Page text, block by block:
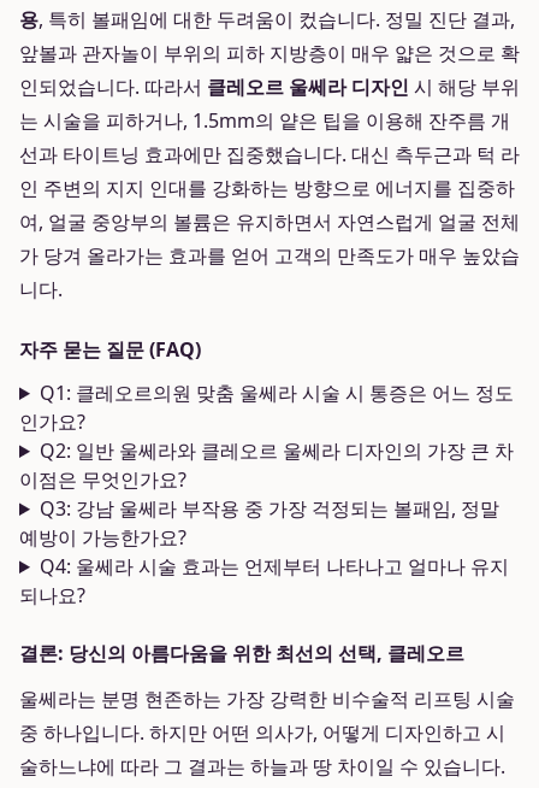
용, 특히 볼패임에 대한 두려움이 컸습니다. 정밀 진단 결과,
앞볼과 관자놀이 부위의 피하 지방층이 매우 얇은 것으로 확
인되었습니다. 따라서 클레오르 울쎄라 디자인 시 해당 부위
는 시술을 피하거나, 1.5mm의 얕은 팁을 이용해 잔주름 개
선과 타이트닝 효과에만 집중했습니다. 대신 측두근과 턱 라
인 주변의 지지 인대를 강화하는 방향으로 에너지를 집중하
여, 얼굴 중앙부의 볼륨은 유지하면서 자연스럽게 얼굴 전체
가 당겨 올라가는 효과를 얻어 고객의 만족도가 매우 높았습
니다.
자주 묻는 질문 (FAQ)
Q1: 클레오르의원 맞춤 울쎄라 시술 시 통증은 어느 정도
인가요?
Q2: 일반 울쎄라와 클레오르 울쎄라 디자인의 가장 큰 차
이점은 무엇인가요?
Q3: 강남 울쎄라 부작용 중 가장 걱정되는 볼패임, 정말
예방이 가능한가요?
Q4: 울쎄라 시술 효과는 언제부터 나타나고 얼마나 유지
되나요?
결론: 당신의 아름다움을 위한 최선의 선택, 클레오르
울쎄라는 분명 현존하는 가장 강력한 비수술적 리프팅 시술
중 하나입니다. 하지만 어떤 의사가, 어떻게 디자인하고 시
술하느냐에 따라 그 결과는 하늘과 땅 차이일 수 있습니다.